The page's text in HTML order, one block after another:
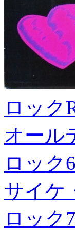
ロック
オール
ロック
サイケ
ロック